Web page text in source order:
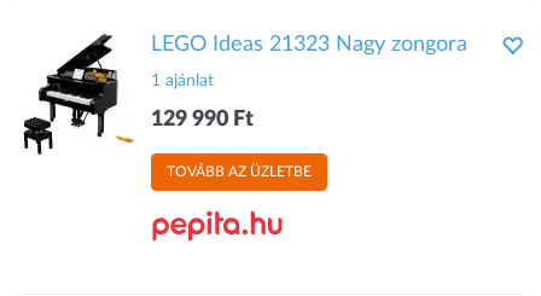
LEGO Ideas 21323 Nagy zongora
1 ajánlat
129 990 Ft
TOVÁBB AZ ÜZLETBE